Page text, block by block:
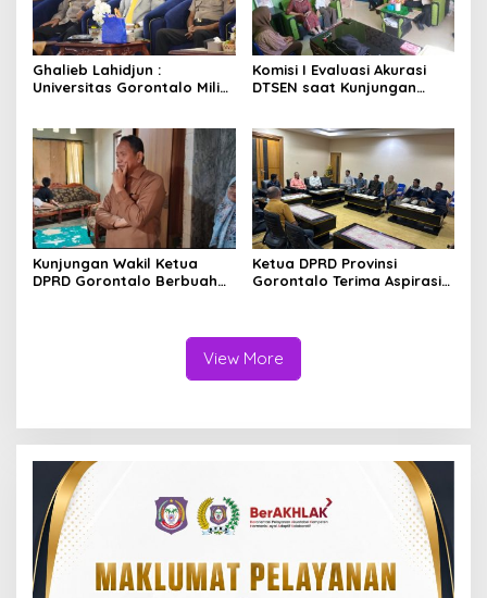
Ghalieb Lahidjun :
Universitas Gorontalo Miliki
Komisi I Evaluasi Akurasi
DTSEN saat Kunjungan
Kunjungan Wakil Ketua
DPRD Gorontalo Berbuah
Ketua DPRD Provinsi
Gorontalo Terima Aspirasi
View More